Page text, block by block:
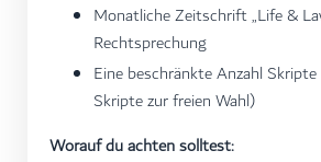
Monatliche Zeitschrift „Life &
Rechtsprechung
Eine beschränkte Anzahl
Skripte zur freien Wahl)
Worauf du achten solltest: